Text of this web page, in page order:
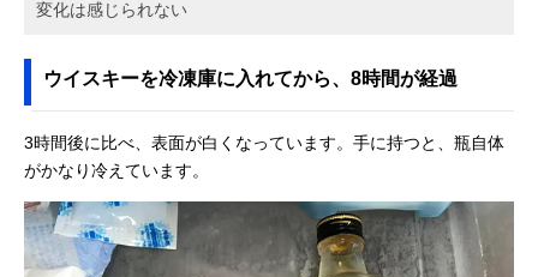
変化は感じられない
ウイスキーを冷凍庫に入れてから、8時間が経過
3時間後に比べ、表面が白くなっています。手に持つと、瓶自体
がかなり冷えています。